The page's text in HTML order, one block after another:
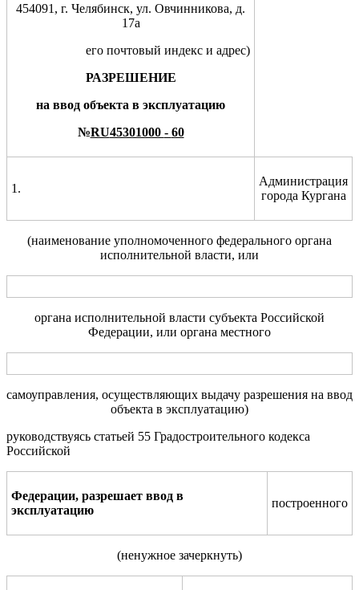
454091, г. Челябинск, ул. Овчинникова, д.
17а
его почтовый индекс и адрес)
РАЗРЕШЕНИЕ
на ввод объекта в эксплуатацию
№RU45301000 - 60
1.
Администрация
города Кургана
(наименование уполномоченного федерального органа
исполнительной власти, или
органа исполнительной власти субъекта Российской
Федерации, или органа местного
самоуправления, осуществляющих выдачу разрешения на ввод
объекта в эксплуатацию)
руководствуясь статьей 55 Градостроительного кодекса
Российской
Федерации, разрешает ввод в
эксплуатацию
построенного
(ненужное зачеркнуть)